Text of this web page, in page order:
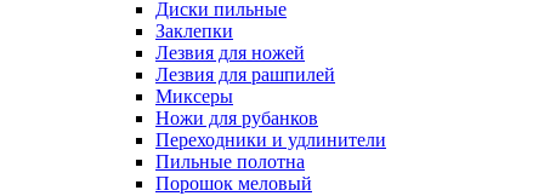
Диски пильные
Заклепки
Лезвия для ножей
Лезвия для рашпилей
Миксеры
Ножи для рубанков
Переходники и удлинители
Пильные полотна
Порошок меловый